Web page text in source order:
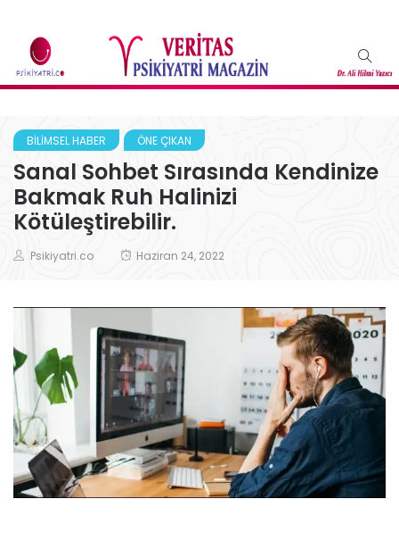
BİLIMSEL HABER ÖNE ÇIKAN
Sanal Sohbet Sırasında Kendinize
Bakmak Ruh Halinizi
Kötüleştirebilir.
Psikiyatri.co Haziran 24, 2022